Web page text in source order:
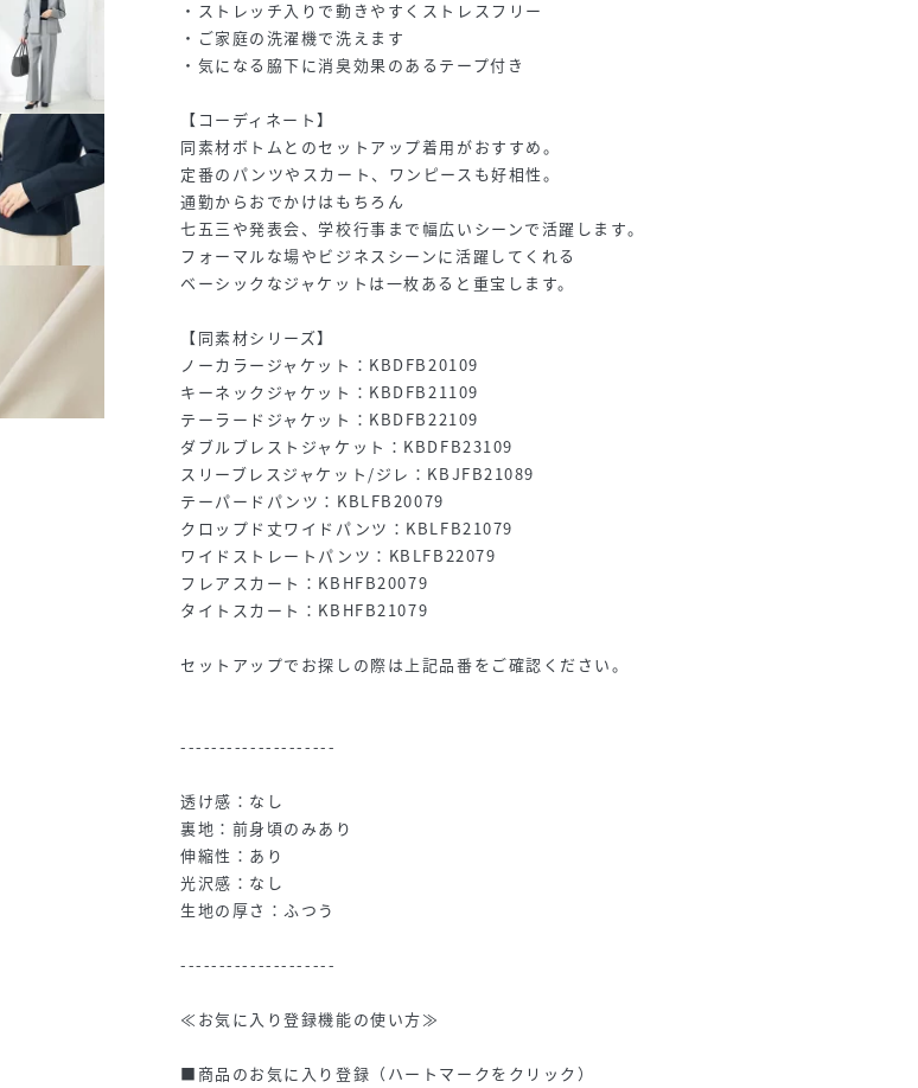
・ストレッチ入りで動きやすくストレスフリー
・ご家庭の洗濯機で洗えます
・気になる脇下に消臭効果のあるテープ付き
【コーディネート】
同素材ボトムとのセットアップ着用がおすすめ。
定番のパンツやスカート、ワンピースも好相性。
通勤からおでかけはもちろん
七五三や発表会、学校行事まで幅広いシーンで活躍します。
フォーマルな場やビジネスシーンに活躍してくれる
ベーシックなジャケットは一枚あると重宝します。
【同素材シリーズ】
ノーカラージャケット：KBDFB20109
キーネックジャケット：KBDFB21109
テーラードジャケット：KBDFB22109
ダブルブレストジャケット：KBDFB23109
スリーブレスジャケット/ジレ：KBJFB21089
テーパードパンツ：KBLFB20079
クロップド丈ワイドパンツ：KBLFB21079
ワイドストレートパンツ：KBLFB22079
フレアスカート：KBHFB20079
タイトスカート：KBHFB21079
セットアップでお探しの際は上記品番をご確認ください。
--------------------
透け感：なし
裏地：前身頃のみあり
伸縮性：あり
光沢感：なし
生地の厚さ：ふつう
--------------------
≪お気に入り登録機能の使い方≫
■商品のお気に入り登録（ハートマークをクリック）